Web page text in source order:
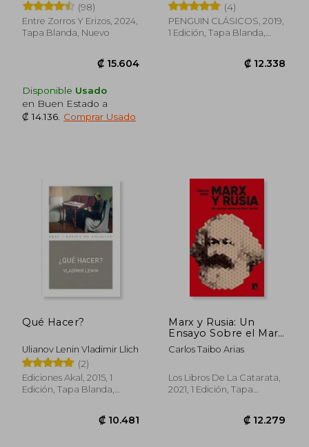
₡ 14.727
(98)
Entre Zorros Y Erizos, 2024,
Tapa Blanda, Nuevo
Disponible Usado
en Buen Estado a
₡ 14.136 Comprar Usado
(4)
PENGUIN CLÁSICOS, 2019,
1 Edición, Tapa Blanda,
Qué Hacer?
Ulianov Lenin Vladimir Llich
(2)
Ediciones Akal, 2015, 1
Edición, Tapa Blanda,
Marx y Rusia: Un
Ensayo Sobre el Marx
Tardío: 869
(Coleccion Mayor)
Carlos Taibo Arias
Los Libros De La Catarata,
2021, 1 Edición, Tapa